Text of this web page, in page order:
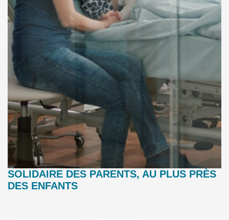
SOLIDAIRE DES PARENTS, AU PLUS PRÈS
DES ENFANTS